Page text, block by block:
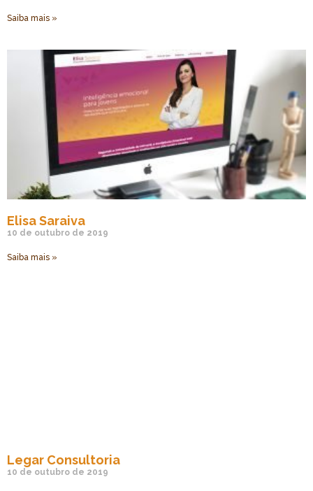
Saiba mais »
Elisa Saraiva
10 de outubro de 2019
Saiba mais »
Legar Consultoria
10 de outubro de 2019